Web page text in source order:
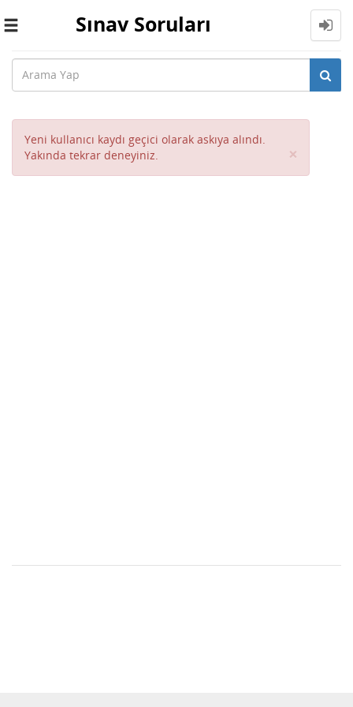
Toggle
Sınav Soruları
Yeni kullanıcı kaydı geçici olarak askıya alındı.
Yakında tekrar deneyiniz.
×